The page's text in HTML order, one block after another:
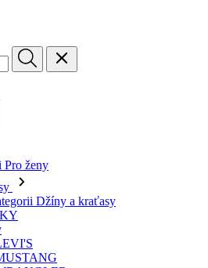
Pro ženy
Džíny a kraťasy